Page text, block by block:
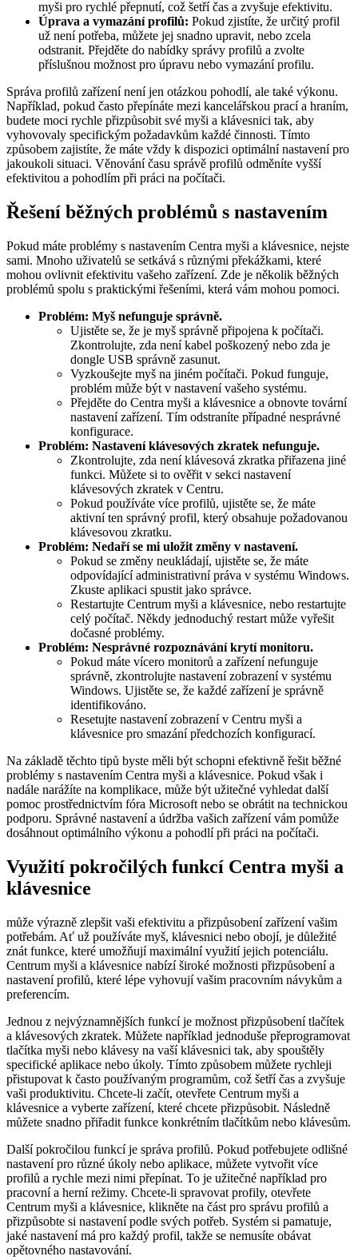
myši pro rychlé přepnutí, což šetří čas a zvyšuje efektivitu.
Úprava a vymazání profilů: Pokud zjistíte, že určitý profil
už není potřeba, můžete jej snadno upravit, nebo zcela
odstranit. Přejděte do nabídky správy profilů a zvolte
příslušnou možnost pro úpravu nebo vymazání profilu.
Správa profilů zařízení není jen otázkou pohodlí, ale také výkonu.
Například, pokud často přepínáte mezi kancelářskou prací a hraním,
budete moci rychle přizpůsobit své myši a klávesnici tak, aby
vyhovovaly specifickým požadavkům každé činnosti. Tímto
způsobem zajistíte, že máte vždy k dispozici optimální nastavení pro
jakoukoli situaci. Věnování času správě profilů odměníte vyšší
efektivitou a pohodlím při práci na počítači.
Řešení běžných problémů s nastavením
Pokud máte problémy s nastavením Centra myši a klávesnice, nejste
sami. Mnoho uživatelů se setkává s různými překážkami, které
mohou ovlivnit efektivitu vašeho zařízení. Zde je několik běžných
problémů spolu s praktickými řešeními, která vám mohou pomoci.
Problém: Myš nefunguje správně.
Ujistěte se, že je myš správně připojena k počítači.
Zkontrolujte, zda není kabel poškozený nebo zda je
dongle USB správně zasunut.
Vyzkoušejte myš na jiném počítači. Pokud funguje,
problém může být v nastavení vašeho systému.
Přejděte do Centra myši a klávesnice a obnovte tovární
nastavení zařízení. Tím odstraníte případné nesprávné
konfigurace.
Problém: Nastavení klávesových zkratek nefunguje.
Zkontrolujte, zda není klávesová zkratka přiřazena jiné
funkci. Můžete si to ověřit v sekci nastavení
klávesových zkratek v Centru.
Pokud používáte více profilů, ujistěte se, že máte
aktivní ten správný profil, který obsahuje požadovanou
klávesovou zkratku.
Problém: Nedaří se mi uložit změny v nastavení.
Pokud se změny neukládají, ujistěte se, že máte
odpovídající administrativní práva v systému Windows.
Zkuste aplikaci spustit jako správce.
Restartujte Centrum myši a klávesnice, nebo restartujte
celý počítač. Někdy jednoduchý restart může vyřešit
dočasné problémy.
Problém: Nesprávné rozpoznávání krytí monitoru.
Pokud máte vícero monitorů a zařízení nefunguje
správně, zkontrolujte nastavení zobrazení v systému
Windows. Ujistěte se, že každé zařízení je správně
identifikováno.
Resetujte nastavení zobrazení v Centru myši a
klávesnice pro smazání předchozích konfigurací.
Na základě těchto tipů byste měli být schopni efektivně řešit běžné
problémy s nastavením Centra myši a klávesnice. Pokud však i
nadále narážíte na komplikace, může být užitečné vyhledat další
pomoc prostřednictvím fóra Microsoft nebo se obrátit na technickou
podporu. Správné nastavení a údržba vašich zařízení vám pomůže
dosáhnout optimálního výkonu a pohodlí při práci na počítači.
Využití pokročilých funkcí Centra myši a
klávesnice
může výrazně zlepšit vaši efektivitu a přizpůsobení zařízení vašim
potřebám. Ať už používáte myš, klávesnici nebo obojí, je důležité
znát funkce, které umožňují maximální využití jejich potenciálu.
Centrum myši a klávesnice nabízí široké možnosti přizpůsobení a
nastavení profilů, které lépe vyhovují vašim pracovním návykům a
preferencím.
Jednou z nejvýznamnějších funkcí je možnost přizpůsobení tlačítek
a klávesových zkratek. Můžete například jednoduše přeprogramovat
tlačítka myši nebo klávesy na vaší klávesnici tak, aby spouštěly
specifické aplikace nebo úkoly. Tímto způsobem můžete rychleji
přistupovat k často používaným programům, což šetří čas a zvyšuje
vaši produktivitu. Chcete-li začít, otevřete Centrum myši a
klávesnice a vyberte zařízení, které chcete přizpůsobit. Následně
můžete snadno přiřadit funkce konkrétním tlačítkům nebo klávesům.
Další pokročilou funkcí je správa profilů. Pokud potřebujete odlišné
nastavení pro různé úkoly nebo aplikace, můžete vytvořit více
profilů a rychle mezi nimi přepínat. To je užitečné například pro
pracovní a herní režimy. Chcete-li spravovat profily, otevřete
Centrum myši a klávesnice, klikněte na část pro správu profilů a
přizpůsobte si nastavení podle svých potřeb. Systém si pamatuje,
jaké nastavení má pro každý profil, takže se nemusíte obávat
opětovného nastavování.